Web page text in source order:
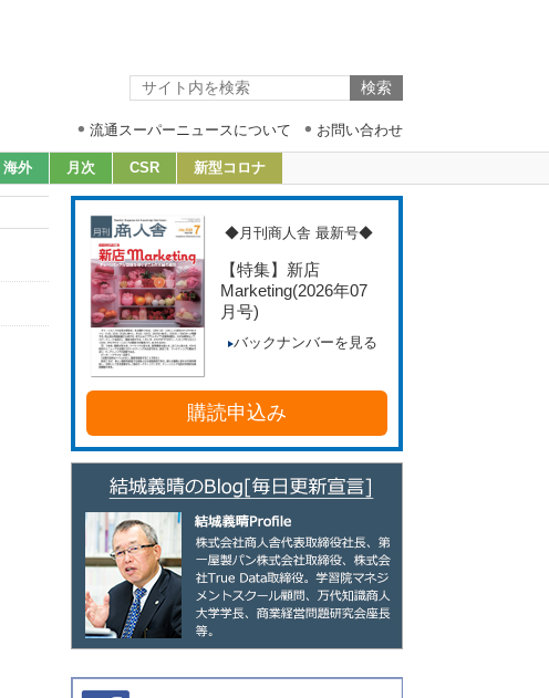
流通スーパーニュースについて お問い合わせ
海外 月次 CSR 新型コロナ
◆月刊商人舎 最新号◆
【特集】新店
Marketing(2026年07
月号)
バックナンバーを見る
購読申込み